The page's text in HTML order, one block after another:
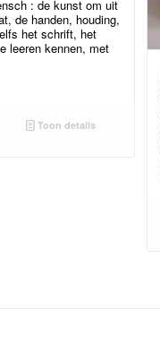
: de kunst om uit
de handen, houding,
het schrift, het
leeren kennen, met
Toon details